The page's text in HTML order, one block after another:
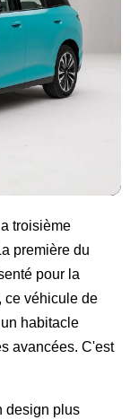
troisième
première du
pour la
ce véhicule de
habitacle
avancées. C'est
design plus